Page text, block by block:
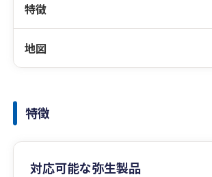
特徴
地図
特徴
対応可能な弥生製品